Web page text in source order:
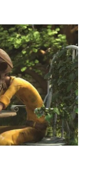
NEĮDOMI
ISTORIJA